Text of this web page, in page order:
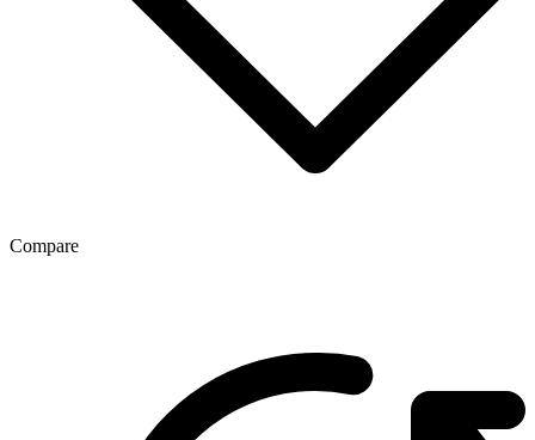
Compare